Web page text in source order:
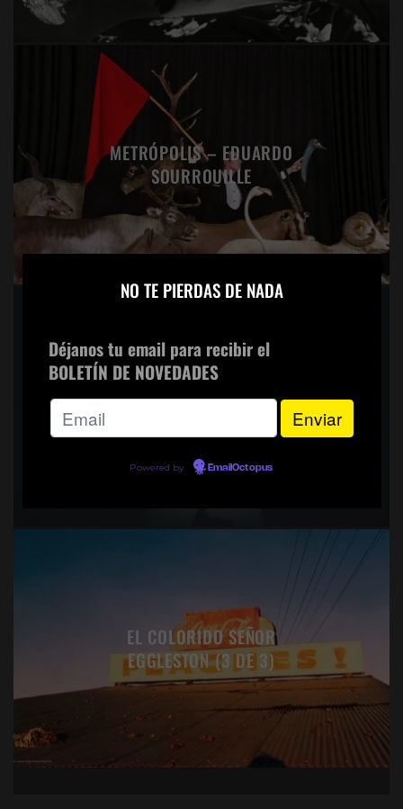
METRÓPOLIS – EDUARDO
SOURROUILLE
LUCIA MOHOLY, LA FOTÓGRAFA
EL COLORIDO SEÑOR
EGGLESTON (3 DE 3)
NO TE PIERDAS DE NADA
Déjanos tu email para recibir el
BOLETÍN DE NOVEDADES
Powered by EmailOctopus